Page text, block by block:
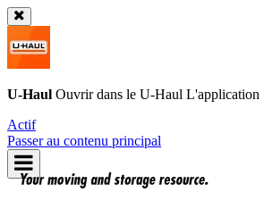
U-Haul Ouvrir dans le U-Haul L'application
Actif
Passer au contenu principal